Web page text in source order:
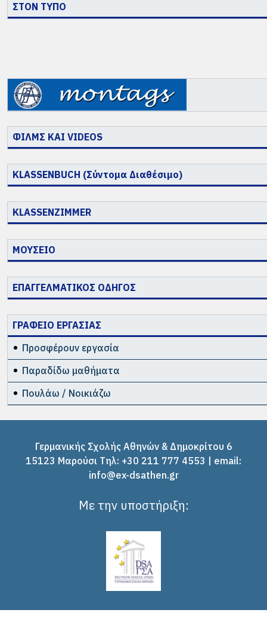
ΣΤΟΝ ΤΥΠΟ
ΦΙΛΜΣ ΚΑΙ VIDEOS
KLASSENBUCH (Σύντομα Διαθέσιμο)
KLASSENZIMMER
ΜΟΥΣΕΙΟ
ΕΠΑΓΓΕΛΜΑΤΙΚΟΣ ΟΔΗΓΟΣ
ΓΡΑΦΕΙΟ ΕΡΓΑΣΙΑΣ
Προσφέρουν εργασία
Παραδίδω μαθήματα
Πουλάω / Νοικιάζω
Γερμανικής Σχολής Αθηνών & Δημοκρίτου 6
15123 Μαρούσι Tηλ: +30 211 777 4553 | email:
info@ex-dsathen.gr
Με την υποστήριξη: